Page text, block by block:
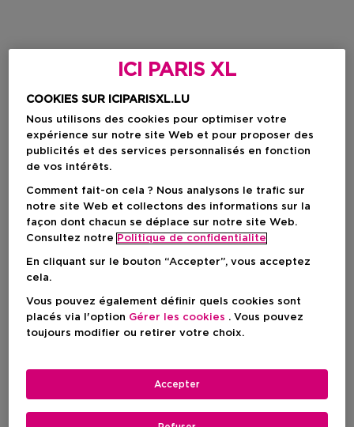
ICI PARIS XL
COOKIES SUR ICIPARISXL.LU
Nous utilisons des cookies pour optimiser votre
expérience sur notre site Web et pour proposer des
publicités et des services personnalisés en fonction
de vos intérêts.
Comment fait-on cela ? Nous analysons le trafic sur
notre site Web et collectons des informations sur la
façon dont chacun se déplace sur notre site Web.
Consultez notre Politique de confidentialite
En cliquant sur le bouton “Accepter”, vous acceptez
cela.
Vous pouvez également définir quels cookies sont
placés via l'option Gérer les cookies . Vous pouvez
toujours modifier ou retirer votre choix.
Accepter